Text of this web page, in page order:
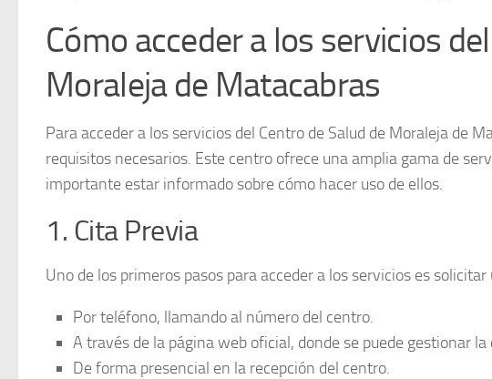
Cómo acceder a los servicios
Moraleja de Matacabras
Para acceder a los servicios del Centro de Salud de Moraleja de
requisitos necesarios. Este centro ofrece una amplia gama de
importante estar informado sobre cómo hacer uso de ellos.
1. Cita Previa
Uno de los primeros pasos para acceder a los servicios es solicitar
Por teléfono, llamando al número del centro.
A través de la página web oficial, donde se puede gestionar la
De forma presencial en la recepción del centro.